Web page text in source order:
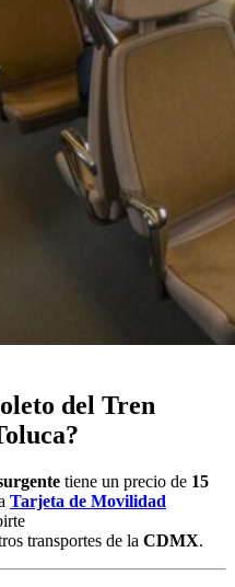
del Tren
tiene un precio de 15
Tarjeta de Movilidad
transportes de la CDMX.